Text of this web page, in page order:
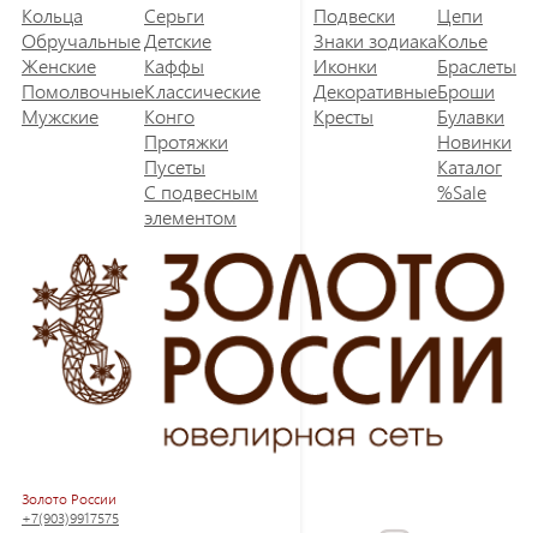
Кольца
Обручальные
Женские
Помолвочные
Мужские
Серьги
Детские
Каффы
Классические
Конго
Протяжки
Пусеты
С подвесным
элементом
Подвески
Знаки зодиака
Иконки
Декоративные
Кресты
Цепи
Колье
Браслеты
Броши
Булавки
Новинки
Каталог
%Sale
Золото России
+7(903)9917575